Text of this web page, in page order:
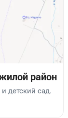
район
детский сад.